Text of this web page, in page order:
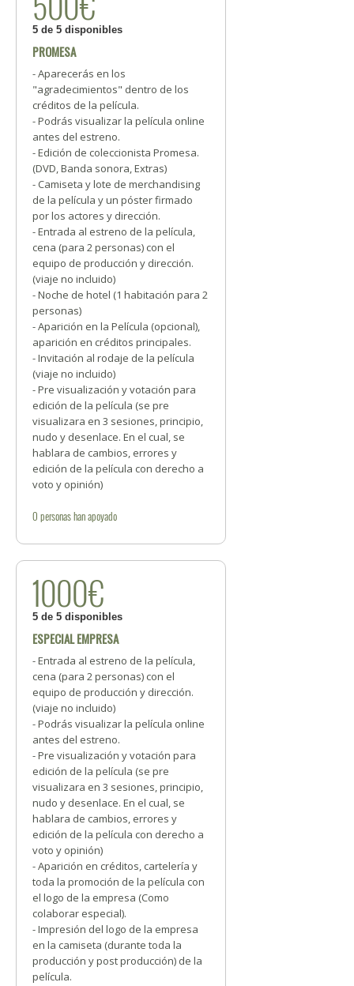
5 de 5 disponibles
PROMESA
- Aparecerás en los
"agradecimientos" dentro de los
créditos de la película.
- Podrás visualizar la película online
antes del estreno.
- Edición de coleccionista Promesa.
(DVD, Banda sonora, Extras)
- Camiseta y lote de merchandising
de la película y un póster firmado
por los actores y dirección.
- Entrada al estreno de la película,
cena (para 2 personas) con el
equipo de producción y dirección.
(viaje no incluido)
- Noche de hotel (1 habitación para 2
personas)
- Aparición en la Película (opcional),
aparición en créditos principales.
- Invitación al rodaje de la película
(viaje no incluido)
- Pre visualización y votación para
edición de la película (se pre
visualizara en 3 sesiones, principio,
nudo y desenlace. En el cual, se
hablara de cambios, errores y
edición de la película con derecho a
voto y opinión)
0 personashan apoyado
1000€
5 de 5 disponibles
ESPECIAL EMPRESA
- Entrada al estreno de la película,
cena (para 2 personas) con el
equipo de producción y dirección.
(viaje no incluido)
- Podrás visualizar la película online
antes del estreno.
- Pre visualización y votación para
edición de la película (se pre
visualizara en 3 sesiones, principio,
nudo y desenlace. En el cual, se
hablara de cambios, errores y
edición de la película con derecho a
voto y opinión)
- Aparición en créditos, cartelería y
toda la promoción de la película con
el logo de la empresa (Como
colaborar especial).
- Impresión del logo de la empresa
en la camiseta (durante toda la
producción y post producción) de la
película.